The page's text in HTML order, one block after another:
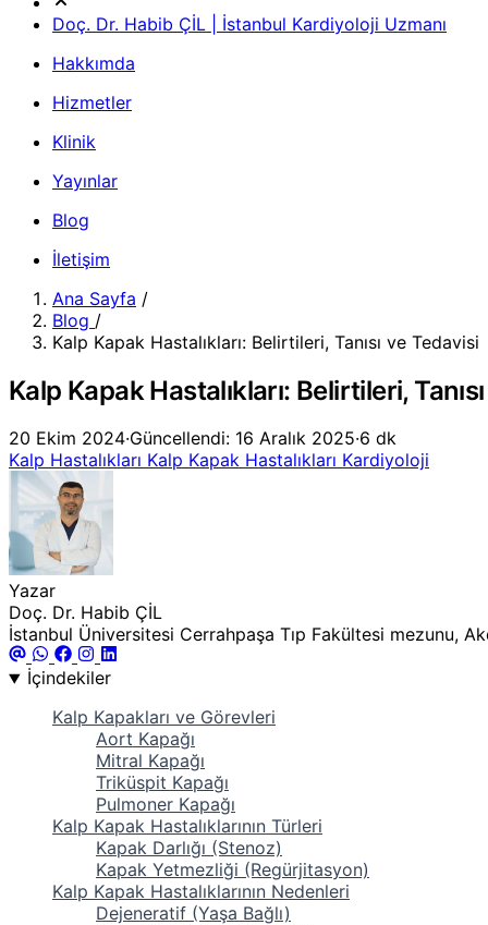
Doç. Dr. Habib ÇİL | İstanbul Kardiyoloji Uzmanı
Hakkımda
Hizmetler
Klinik
Yayınlar
Blog
İletişim
Ana Sayfa /
Blog /
Kalp Kapak Hastalıkları: Belirtileri, Tanısı ve Tedavisi
Kalp Kapak Hastalıkları: Belirtileri,
20 Ekim 2024·Güncellendi: 16 Aralık 2025·6 dk
Kalp Hastalıkları Kalp Kapak Hastalıkları Kardiyoloji
Yazar
Doç. Dr. Habib ÇİL
İstanbul Üniversitesi Cerrahpaşa Tıp Fakültesi mezunu,
İçindekiler
Kalp Kapakları ve Görevleri
Aort Kapağı
Mitral Kapağı
Triküspit Kapağı
Pulmoner Kapağı
Kalp Kapak Hastalıklarının Türleri
Kapak Darlığı (Stenoz)
Kapak Yetmezliği (Regürjitasyon)
Kalp Kapak Hastalıklarının Nedenleri
Dejeneratif (Yaşa Bağlı)